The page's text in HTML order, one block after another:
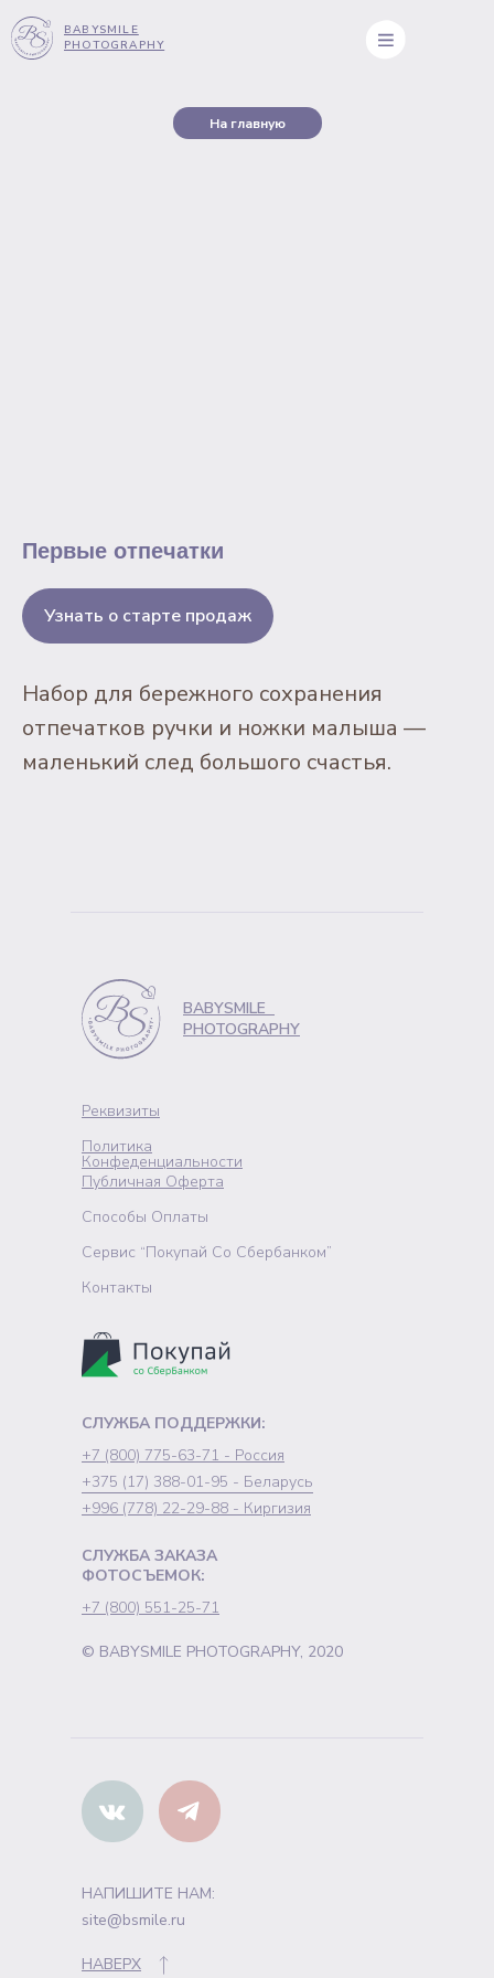
BABYSMILE
PHOTOGRAPHY
На главную
Первые отпечатки
Узнать о старте продаж
Набор для бережного сохранения
отпечатков ручки и ножки малыша —
маленький след большого счастья.
© BABYSMILE PHOTOGRAPHY, 2020
BABYSMILE
PHOTOGRAPHY
Контакты
СЛУЖБА ЗАКАЗА
ФОТОСЪЕМОК:
site@bsmile.ru
СЛУЖБА ПОДДЕРЖКИ:
НАВЕРХ
НАПИШИТЕ НАМ:
Реквизиты
+996 (778) 22-29-88 - Киргизия
Политика
Конфеденциальности
+7 (800) 551-25-71
+375 (17) 388-01-95 - Беларусь
+7 (800) 775-63-71 - Россия
Публичная Оферта
Способы Оплаты
Сервис “Покупай Со Сбербанком”